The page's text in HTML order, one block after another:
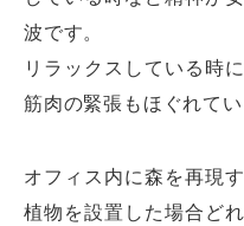
波です。
リラックスしている時
筋肉の緊張もほぐれてい
オフィス内に森を再現
植物を設置した場合ど